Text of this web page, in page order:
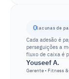
0lacunas de
Cada adesão é
perseguições a
fluxo de caixa é
Youseef A.
Gerente • Fitness